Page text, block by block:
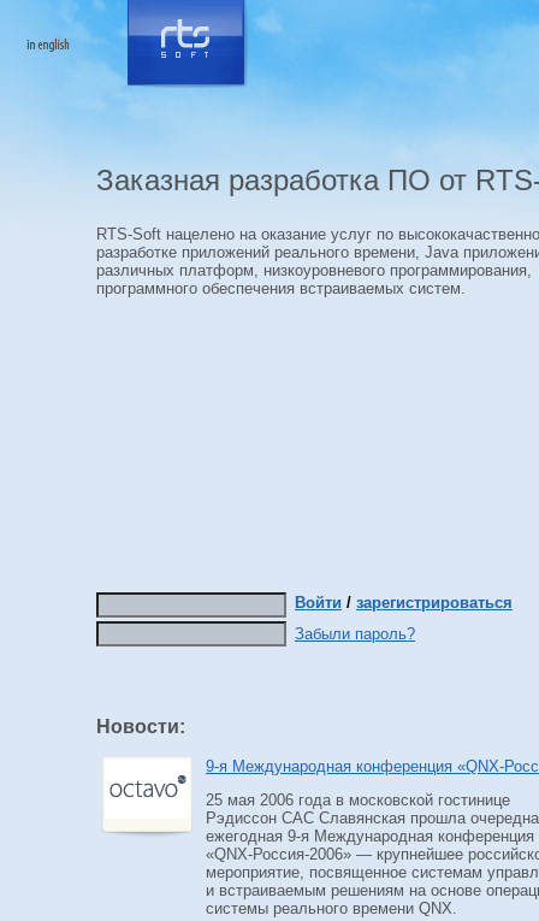
Заказная разработка ПО от
RTS-Soft нацелено на оказание услуг по
разработке приложений реального времени, Java
различных платформ, низкоуровневого программирования,
программного обеспечения встраиваемых систем.
Войти / зарегистрироваться
Забыли пароль?
Новости:
9-я Международная конференция «QNX-
25 мая 2006 года в московской гостинице
Рэдиссон САС Славянская прошла
ежегодная 9-я Международная конференция
«QNX-Россия-2006» — крупнейшее
мероприятие, посвященное системам
и встраиваемым решениям на основе
системы реального времени QNX.